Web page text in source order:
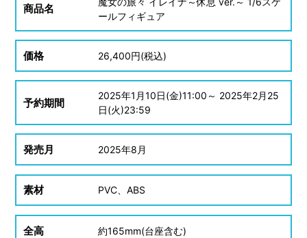
商品名
ールフィギュア
価格 26,400円(税込)
予約期間
2025年1 月10日(金)11:00～ 2025年2月 25
日(火)23:59
発売月 2025年8 月
素材 PVC、ABS
全高 約165mm(台座含む)